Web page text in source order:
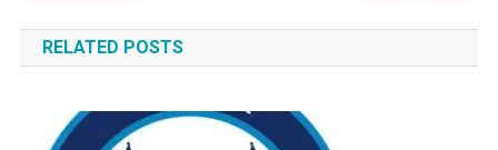
în
articole
RELATED POSTS